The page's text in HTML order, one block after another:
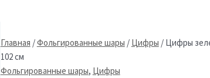
Главная /Фольгированные шары / Цифры / Цифры
102 см
Фольгированные шары, Цифры